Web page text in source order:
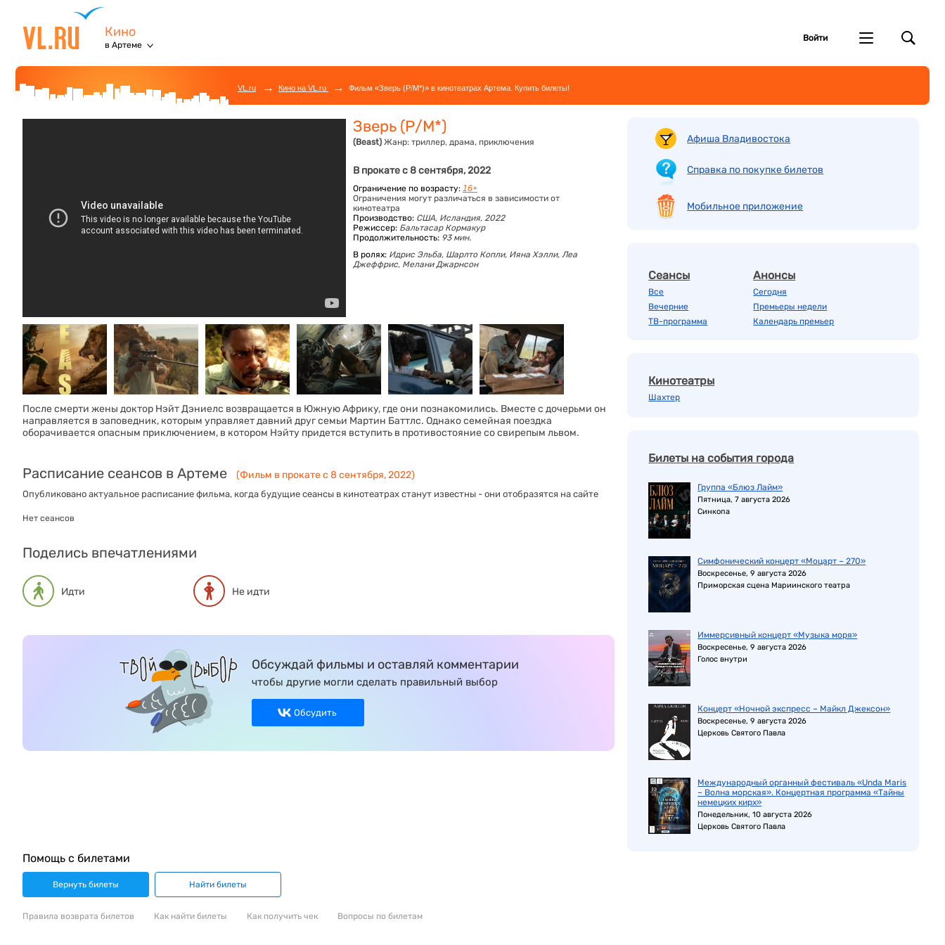
Кино
в Артеме
Войти
VL.ru → Кино на VL.ru → Фильм «Зверь (Р/М*)» в кинотеатрах Артема. Купить билеты!
Зверь (Р/М*)
(Beast) Жанр: триллер, драма, приключения
В прокате с 8 сентября, 2022
Ограничение по возрасту: 16+
Ограничения могут различаться в зависимости от
кинотеатра
Производство: США, Исландия, 2022
Режиссер: Бальтасар Кормакур
Продолжительность: 93 мин.
В ролях: Идрис Эльба, Шарлто Копли, Ияна Хэлли, Леа
Джеффрис, Мелани Джарнсон
После смерти жены доктор Нэйт Дэниелс возвращается в Южную Африку, где они познакомились. Вместе с дочерьми он
направляется в заповедник, которым управляет давний друг семьи Мартин Баттлс. Однако семейная поездка
оборачивается опасным приключением, в котором Нэйту придется вступить в противостояние со свирепым львом.
Расписание сеансов в Артеме (Фильм в прокате с 8 сентября, 2022)
Опубликовано актуальное расписание фильма, когда будущие сеансы в кинотеатрах станут известны - они отобразятся на сайте
Нет сеансов
Поделись впечатлениями
Идти Не идти
Обсуждай фильмы и оставляй комментарии
чтобы другие могли сделать правильный выбор
Обсудить
Афиша Владивостока
Справка по покупке билетов
Мобильное приложение
Сеансы
Все
Вечерние
ТВ-программа
Анонсы
Сегодня
Премьеры недели
Календарь премьер
Кинотеатры
Шахтер
Билеты на события города
Группа «Блюз Лайм»
Пятница, 7 августа 2026
Синкопа
Симфонический концерт «Моцарт – 270»
Воскресенье, 9 августа 2026
Приморская сцена Мариинского театра
Иммерсивный концерт «Музыка моря»
Воскресенье, 9 августа 2026
Голос внутри
Концерт «Ночной экспресс – Майкл Джексон»
Воскресенье, 9 августа 2026
Церковь Святого Павла
Международный органный фестиваль «Unda Maris
– Волна морская». Концертная программа «Тайны
немецких кирх»
Понедельник, 10 августа 2026
Церковь Святого Павла
Помощь с билетами
Вернуть билеты Найти билеты
Правила возврата билетов Как найти билеты Как получить чек Вопросы по билетам